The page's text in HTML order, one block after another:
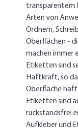
transparentem
Arten von
Ordnern,
Oberflächen -
machen immer
Etiketten sind
Haftkraft, so
Oberfläche
Etiketten sind
rückstandsfrei
Aufkleber und